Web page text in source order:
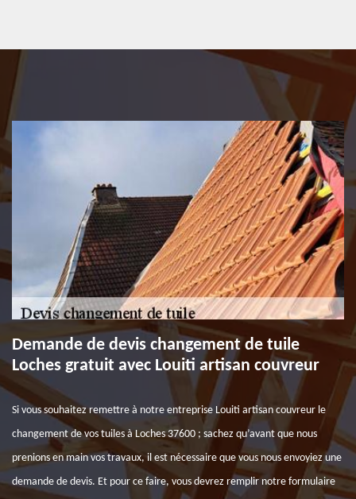
Demande de devis changement de tuile
Loches gratuit avec Louiti artisan couvreur
Si vous souhaitez remettre à notre entreprise Louiti artisan couvreur le
changement de vos tuiles à Loches 37600 ; sachez qu’avant que nous
prenions en main vos travaux, il est nécessaire que vous nous envoyiez une
demande de devis. Et pour ce faire, vous devrez remplir notre formulaire